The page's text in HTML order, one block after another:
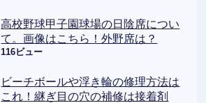
高校野球甲子園球場の日陰席につい
て。画像はこちら！外野席は？
116ビュー
ビーチボールや浮き輪の修理方法は
これ！継ぎ目の穴の補修は接着剤